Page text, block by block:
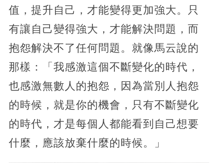
值，提升自己，才能變得更加強大。只
有讓自己變得強大，才能解決問題，而
抱怨解決不了任何問題。就像馬云說的
那樣：「我感激這個不斷變化的時代，
也感激無數人的抱怨，因為當別人抱怨
的時候，就是你的機會，只有不斷變化
的時代，才是每個人都能看到自己想要
什麼，應該放棄什麼的時候。」